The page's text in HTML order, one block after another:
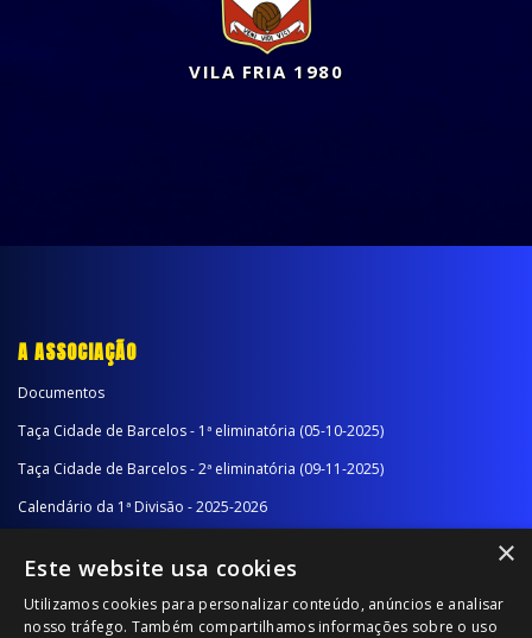
VILA FRIA 1980
A ASSOCIAÇÃO
Documentos
Taça Cidade de Barcelos - 1ª eliminatória (05-10-2025)
Taça Cidade de Barcelos - 2ª eliminatória (09-11-2025)
Calendário da 1ª Divisão - 2025-2026
Calendário da 2ª Divisão - Série B - 2025-2026
Calendário da Época
×
Este website usa cookies
Utilizamos cookies para personalizar conteúdo, anúncios e analisar
nosso tráfego. Também compartilhamos informações sobre o uso